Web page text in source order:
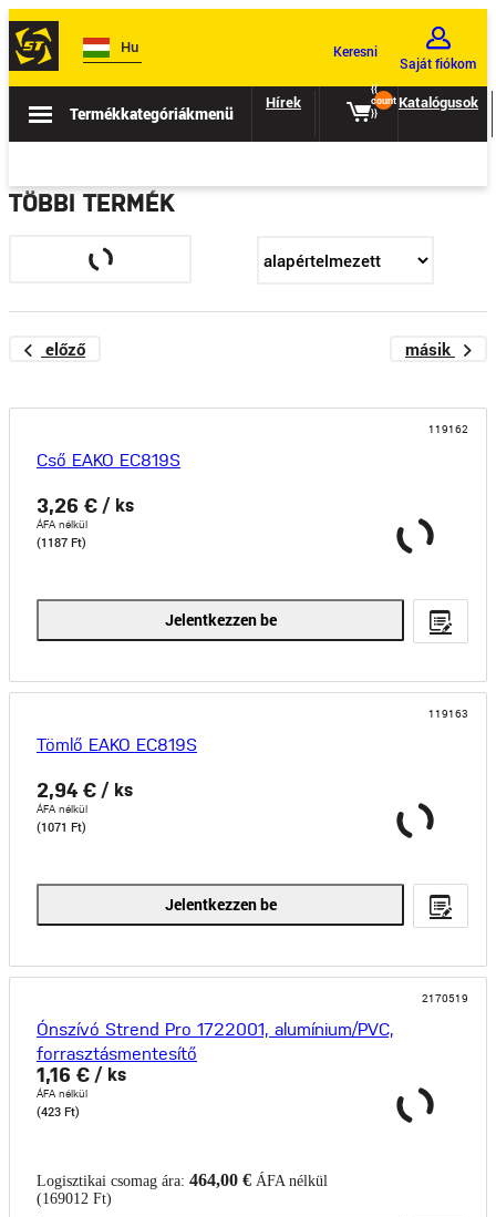
Hu Keresni
Saját fiókom
{{
count
}}
Termékkategóriákmenü
Hírek Eladás Katalógusok
TÖBBI TERMÉK
előző másik
119162
Cső EAKO EC819S
3,26 € / ks
ÁFA nélkül
(1187 Ft)
Jelentkezzen be
119163
Tömlő EAKO EC819S
2,94 € / ks
ÁFA nélkül
(1071 Ft)
Jelentkezzen be
2170519
Ónszívó Strend Pro 1722001, alumínium/PVC,
forrasztásmentesítő
1,16 € / ks
ÁFA nélkül
(423 Ft)
Logisztikai csomag ára: 464,00 € ÁFA nélkül
(169012 Ft)